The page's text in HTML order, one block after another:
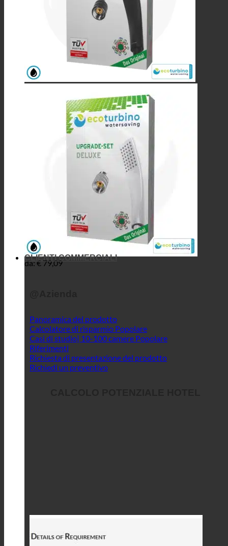
da: € 79,09
CLIENTI COMMERCIALI
Panoramica del prodotto
Calcolatore di risparmio
Casi di studio| 10-100 camere
Riferimenti
Richiesta di presentazione del prodotto
Richiedi un preventivo